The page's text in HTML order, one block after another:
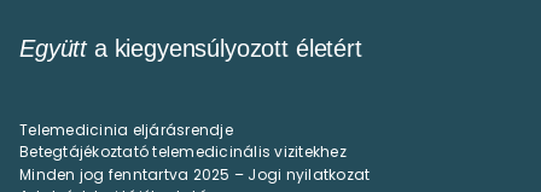
Együtta kiegyensúlyozott életért
Telemedicinia eljárásrendje
Betegtájékoztató telemedicinális vizitekhez
Minden jog fenntartva 2025 – Jogi nyilatkozat